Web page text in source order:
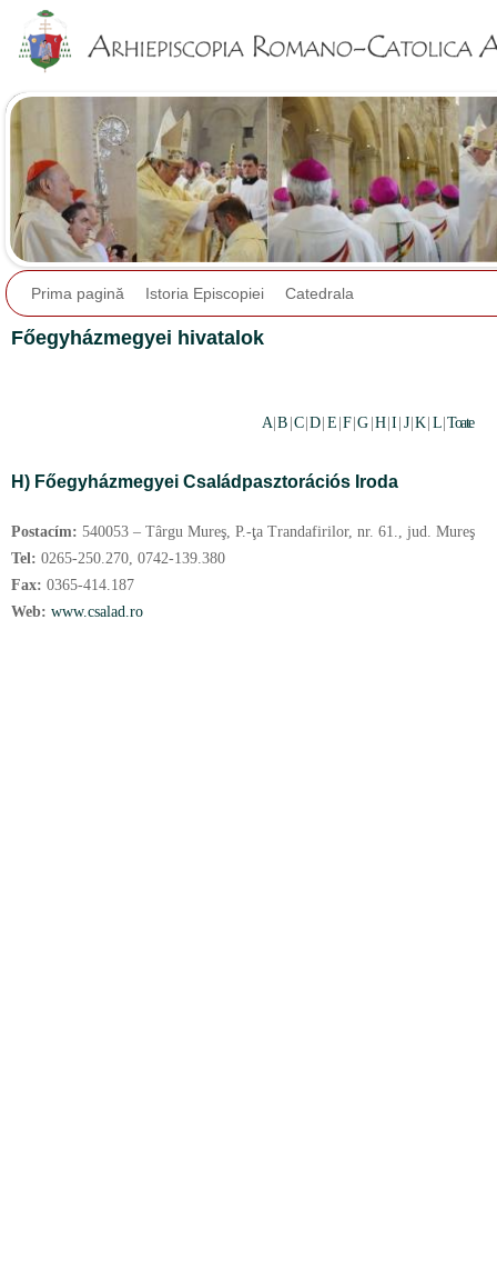
Prima pagină Istoria Episcopiei Catedrala
Főegyházmegyei hivatalok
A |B C |D E F |G H |I J |K L Toate
H) Főegyházmegyei Családpasztorációs Iroda
Postacím: 540053 – Târgu Mureş, P.-ţa Trandafirilor, nr. 61., jud. Mureş
Tel: 0265-250.270, 0742-139.380
Fax: 0365-414.187
Web: www.csalad.ro